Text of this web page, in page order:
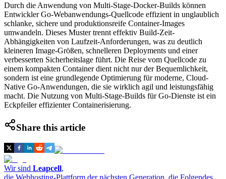
Durch die Anwendung von Multi-Stage-Docker-Builds können
Entwickler Go-Webanwendungs-Quellcode effizient in unglaublich
schlanke, sichere und produktionsreife Container-Images
umwandeln. Dieses Muster trennt effektiv Build-Zeit-
Abhängigkeiten von Laufzeit-Anforderungen, was zu deutlich
kleineren Image-Größen, schnelleren Deployments und einer
verbesserten Sicherheitslage führt. Die Reise vom Quellcode zu
einem kompakten Container dient nicht nur der Bequemlichkeit,
sondern ist eine grundlegende Optimierung für moderne, Cloud-
Native Go-Anwendungen, die sie wirklich agil und leistungsfähig
macht. Die Nutzung von Multi-Stage-Builds für Go-Dienste ist ein
Eckpfeiler effizienter Containerisierung.
Share this article
Wir sind Leapcell,